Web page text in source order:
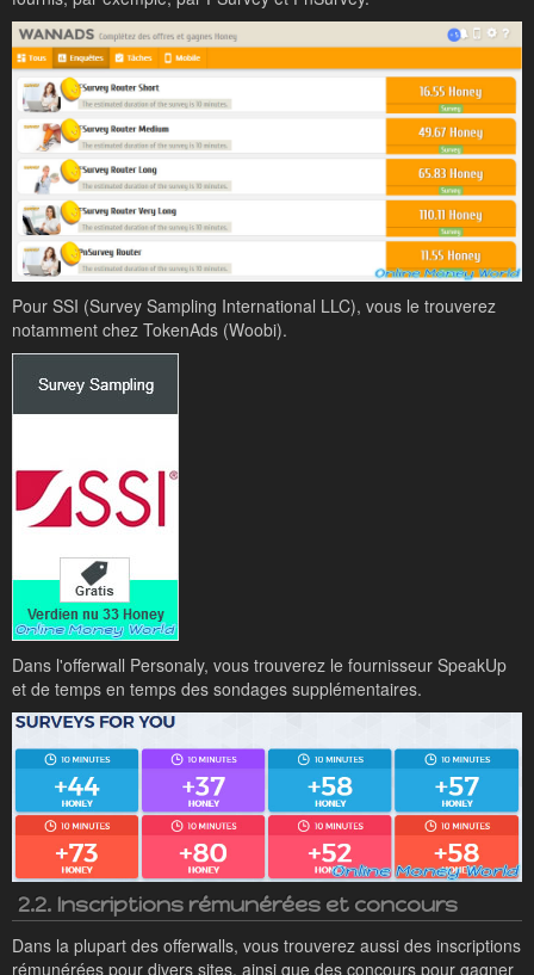
Pour SSI (Survey Sampling International LLC), vous le trouverez
notamment chez TokenAds (Woobi).
Dans l'offerwall Personaly, vous trouverez le fournisseur SpeakUp
et de temps en temps des sondages supplémentaires.
2.2. Inscriptions rémunérées et concours
Dans la plupart des offerwalls, vous trouverez aussi des inscriptions
rémunérées pour divers sites, ainsi que des concours pour gagner